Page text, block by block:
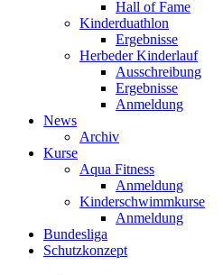
Hall of Fame
Kinderduathlon
Ergebnisse
Herbeder Kinderlauf
Ausschreibung
Ergebnisse
Anmeldung
News
Archiv
Kurse
Aqua Fitness
Anmeldung
Kinderschwimmkurse
Anmeldung
Bundesliga
Schutzkonzept